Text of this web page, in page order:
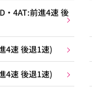
4AT:前進4速 後
4速 後退1速)
4速 後退1速)